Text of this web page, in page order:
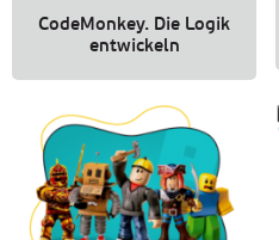
CodeMonkey. Die Logik
entwickeln